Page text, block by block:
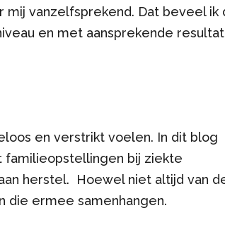
vanzelfsprekend. Dat beveel ik
en met aansprekende
en verstrikt voelen. In dit blog
familieopstellingen bij ziekte
herstel. Hoewel niet altijd van
die ermee samenhangen.